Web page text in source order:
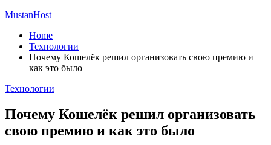
MustanHost
Home
Технологии
Почему Кошелёк решил организовать свою премию и
как это было
Технологии
Почему Кошелёк решил организовать
свою премию и как это было